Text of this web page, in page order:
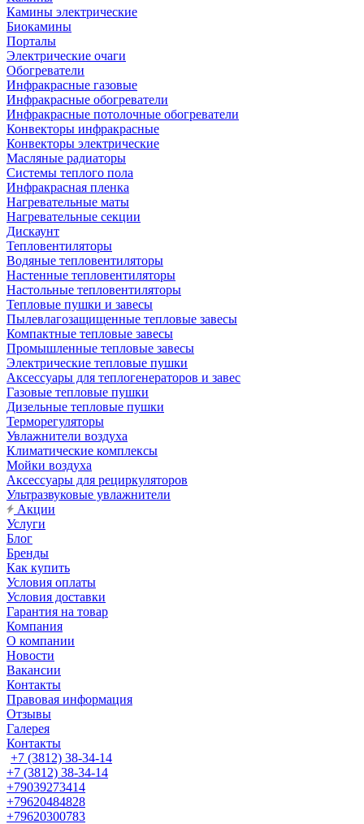
Камины электрические
Биокамины
Порталы
Электрические очаги
Обогреватели
Инфракрасные газовые
Инфракрасные обогреватели
Инфракрасные потолочные обогреватели
Конвекторы инфракрасные
Конвекторы электрические
Масляные радиаторы
Системы теплого пола
Инфракрасная пленка
Нагревательные маты
Нагревательные секции
Дискаунт
Тепловентиляторы
Водяные тепловентиляторы
Настенные тепловентиляторы
Настольные тепловентиляторы
Тепловые пушки и завесы
Пылевлагозащищенные тепловые завесы
Компактные тепловые завесы
Промышленные тепловые завесы
Электрические тепловые пушки
Аксессуары для теплогенераторов и завес
Газовые тепловые пушки
Дизельные тепловые пушки
Терморегуляторы
Увлажнители воздуха
Климатические комплексы
Мойки воздуха
Аксессуары для рециркуляторов
Ультразвуковые увлажнители
Акции
Услуги
Блог
Бренды
Как купить
Условия оплаты
Условия доставки
Гарантия на товар
Компания
О компании
Новости
Вакансии
Контакты
Правовая информация
Отзывы
Галерея
Контакты
+7 (3812) 38-34-14
+7 (3812) 38-34-14
+79039273414
+79620484828
+79620300783